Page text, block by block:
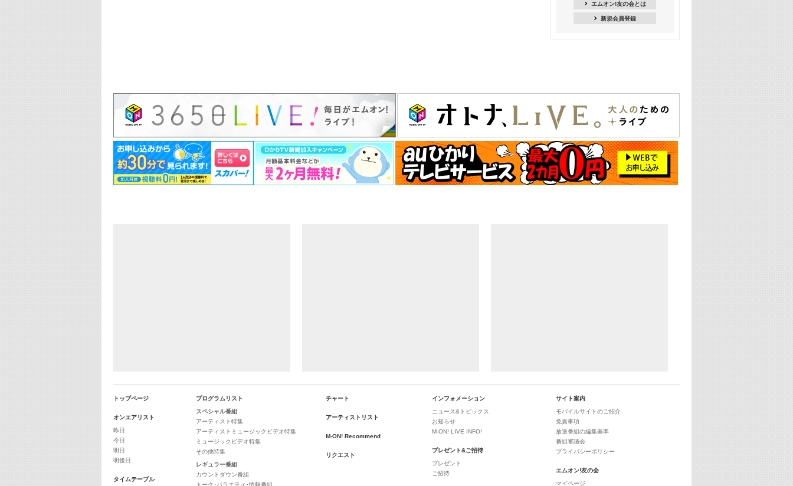
ージックビデオ特集
24:00
K-POP 第3世代特集
K-POP 第4世代特集
25:00
あのころヒッツ! 一挙5時間！
2021→2025年
エムオン!友の会とは
新規会員登録
トップページ
オンエアリスト
昨日
今日
明日
明後日
タイムテーブル
プログラムリスト
スペシャル番組
アーティスト特集
アーティストミュージックビデオ特集
ミュージックビデオ特集
その他特集
レギュラー番組
カウントダウン番組
トーク･バラエティ･情報番組
チャート
アーティストリスト
M-ON! Recommend
リクエスト
インフォメーション
ニュース&トピックス
お知らせ
M-ON! LIVE INFO!
プレゼント&ご招待
プレゼント
ご招待
サイト案内
モバイルサイトのご紹介
免責事項
放送番組の編集基準
番組審議会
プライバシーポリシー
エムオン!友の会
マイページ